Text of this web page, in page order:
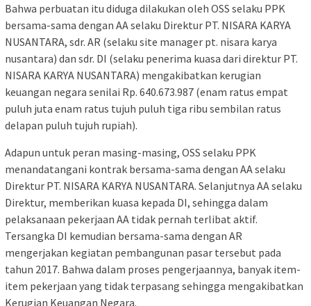
Bahwa perbuatan itu diduga dilakukan oleh OSS selaku PPK
bersama-sama dengan AA selaku Direktur PT. NISARA KARYA
NUSANTARA, sdr. AR (selaku site manager pt. nisara karya
nusantara) dan sdr. DI (selaku penerima kuasa dari direktur PT.
NISARA KARYA NUSANTARA) mengakibatkan kerugian
keuangan negara senilai Rp. 640.673.987 (enam ratus empat
puluh juta enam ratus tujuh puluh tiga ribu sembilan ratus
delapan puluh tujuh rupiah).
Adapun untuk peran masing-masing, OSS selaku PPK
menandatangani kontrak bersama-sama dengan AA selaku
Direktur PT. NISARA KARYA NUSANTARA. Selanjutnya AA selaku
Direktur, memberikan kuasa kepada DI, sehingga dalam
pelaksanaan pekerjaan AA tidak pernah terlibat aktif.
Tersangka DI kemudian bersama-sama dengan AR
mengerjakan kegiatan pembangunan pasar tersebut pada
tahun 2017. Bahwa dalam proses pengerjaannya, banyak item-
item pekerjaan yang tidak terpasang sehingga mengakibatkan
Kerugian Keuangan Negara.